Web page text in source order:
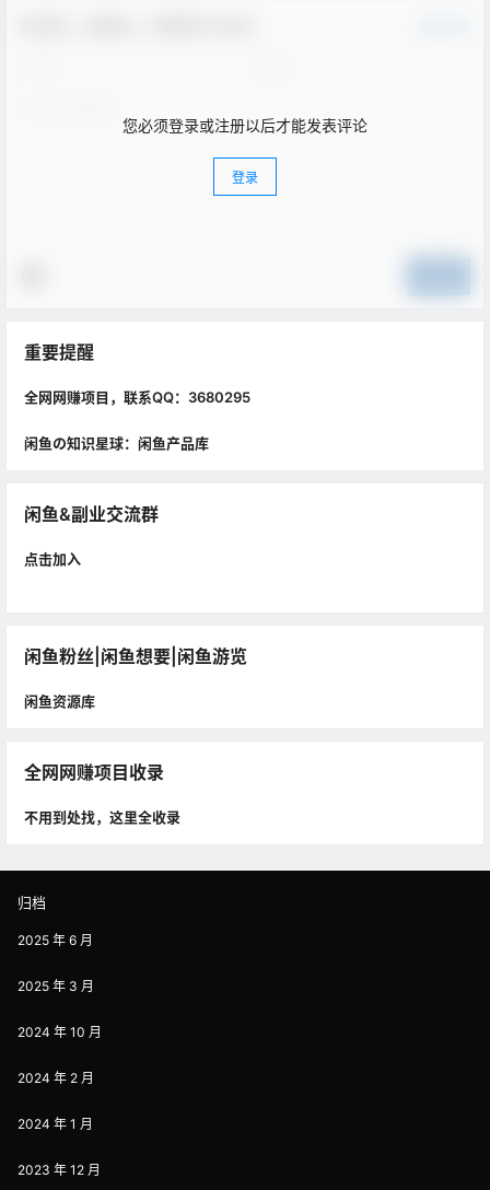
您必须登录或注册以后才能发表评论
登录
重要提醒
全网网赚项目，联系QQ：3680295
闲鱼の知识星球：闲鱼产品库
闲鱼&副业交流群
点击加入
闲鱼粉丝|闲鱼想要|闲鱼游览
闲鱼资源库
全网网赚项目收录
不用到处找，这里全收录
归档
2025 年 6 月
2025 年 3 月
2024 年 10 月
2024 年 2 月
2024 年 1 月
2023 年 12 月